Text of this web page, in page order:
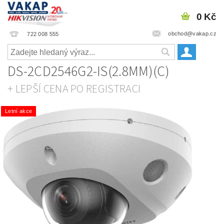
722 008 555 obchod@vakap.cz
0 Kč
DS-2CD2546G2-IS(2.8MM)(C)
+ LEPŠÍ CENA PO REGISTRACI
Letní akce